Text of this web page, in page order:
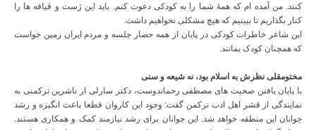
کنند. من آمده ام که همۀ شما را به کودکی دعوت کنم. باید این ژست و قیافه ها را
کنار بگذاریم تا ببینیم که هیچ مشکلی نخواهیم داشت.
این شاعر خاطرات کودکی در پایان از همه حضار جلسه و مردم ایران زمین خواست
که همچنان کودک بمانند.
مختومقلی نظرش به اسلام بود، نه شیعه و سنی
با پایان یافتن صحبت های مصطفی رحماندوست، دکتر سارلی از ناشرین ترکمنی به
نمایندگی از قشر اهل ادب ترکمن گفت: وجود این کاروان قطعا باعث انگیزه و رشد
جوانان این منطقه خواهد شد. این جوانان برای رشد نیازمند کمک و همکاری هستند.